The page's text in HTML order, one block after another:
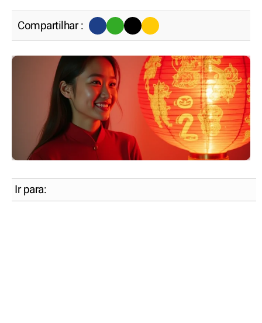
Compartilhar :
Ir para: